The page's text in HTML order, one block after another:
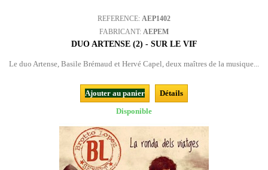
REFERENCE: AEP1402
FABRICANT: AEPEM
DUO ARTENSE (2) - SUR LE VIF
Le duo Artense, Basile Brémaud et Hervé Capel, deux maîtres de la musique...
Ajouter au panier
Détails
Disponible